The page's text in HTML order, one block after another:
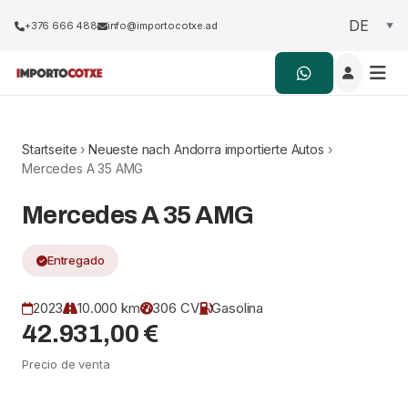
+376 666 488 info@importocotxe.ad
Startseite › Neueste nach Andorra importierte Autos ›
Mercedes A 35 AMG
Mercedes A 35 AMG
Entregado
2023 10.000 km 306 CV Gasolina
42.931,00 €
Precio de venta